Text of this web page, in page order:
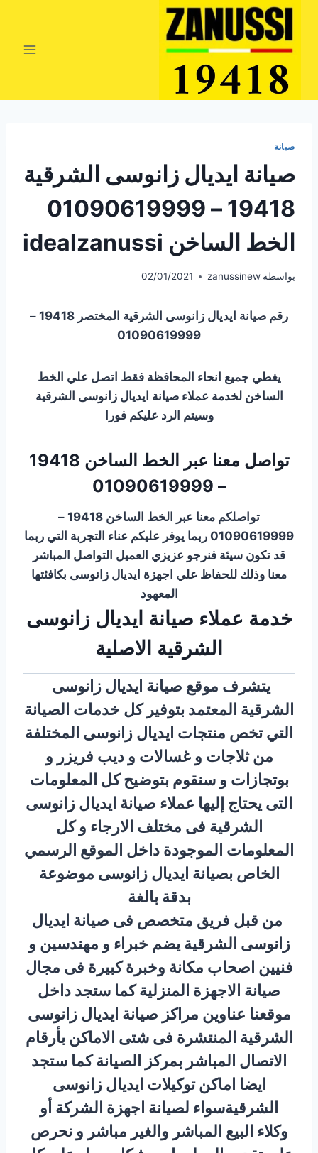
التجاوز
المحتوى
صيانة
صيانة ايديال زانوسى الشرقية
19418 – 01090619999
الخط الساخن idealzanussi
بواسطة zanussinew
02/01/2021
رقم صيانة ايديال زانوسى الشرقية المختصر 19418 –
01090619999
يغطي جميع انحاء المحافظة فقط اتصل علي الخط
الساخن لخدمة عملاء صيانة ايديال زانوسى الشرقية
وسيتم الرد عليكم فورا
تواصل معنا عبر الخط الساخن 19418
– 01090619999
تواصلكم معنا عبر الخط الساخن 19418 –
01090619999 ربما يوفر عليكم عناء التجربة التي ربما
قد تكون سيئة فنرجو عزيزي العميل التواصل المباشر
معنا وذلك للحفاظ علي اجهزة ايديال زانوسى بكافئتها
المعهود
خدمة عملاء صيانة ايديال زانوسى
الشرقية الاصلية
يتشرف موقع صيانة ايديال زانوسى
الشرقية المعتمد بتوفير كل خدمات الصيانة
التي تخص منتجات ايديال زانوسى المختلفة
من ثلاجات و غسالات و ديب فريزر و
بوتجازات و سنقوم بتوضيح كل المعلومات
التى يحتاج إليها عملاء صيانة ايديال زانوسى
الشرقية فى مختلف الارجاء و كل
المعلومات الموجودة داخل الموقع الرسمي
الخاص بصيانة ايديال زانوسى موضوعة
بدقة بالغة
من قبل فريق متخصص فى صيانة ايديال
زانوسى الشرقية يضم خبراء و مهندسين و
فنيين اصحاب مكانة وخبرة كبيرة فى مجال
صيانة الاجهزة المنزلية كما ستجد داخل
موقعنا عناوين مراكز صيانة ايديال زانوسى
الشرقية المنتشرة فى شتى الاماكن بأرقام
الاتصال المباشر بمركز الصيانة كما ستجد
ايضا اماكن توكيلات ايديال زانوسى
الشرقيةسواء لصيانة اجهزة الشركة أو
وكلاء البيع المباشر والغير مباشر و نحرص